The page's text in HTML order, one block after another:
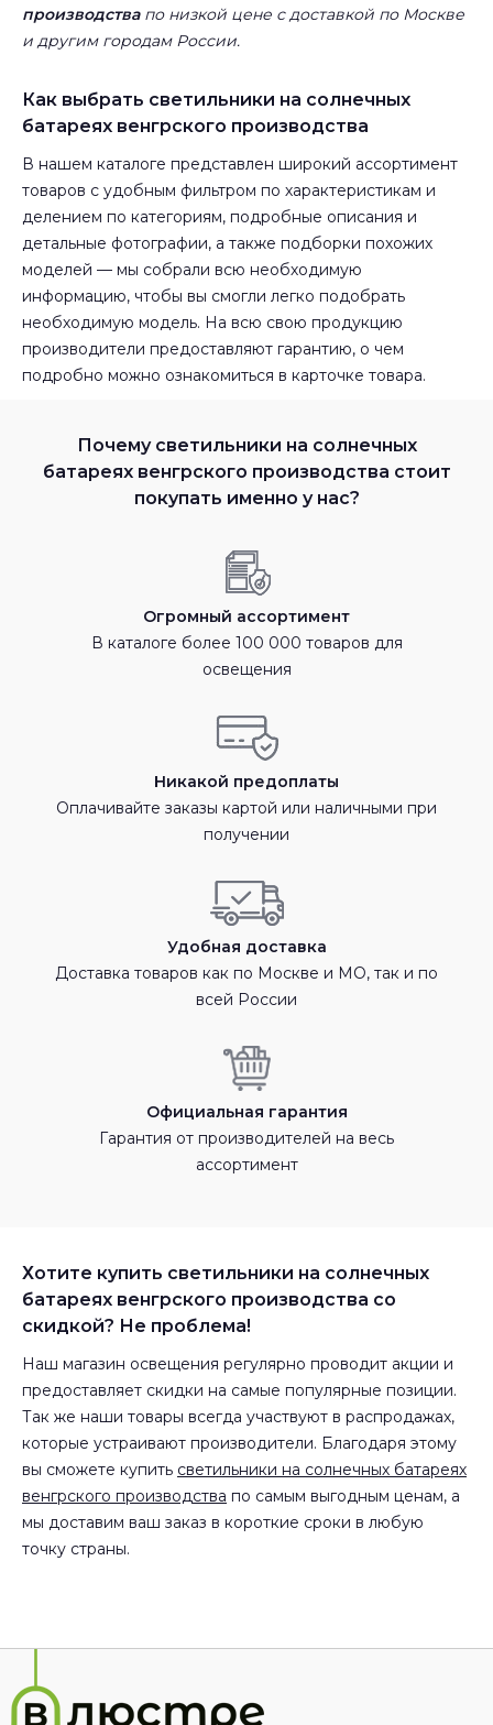
производствапо низкой цене с доставкой по Москве
и другим городам России.
Как выбрать светильники на солнечных
батареях венгрского производства
В нашем каталоге представлен широкий ассортимент
товаров с удобным фильтром по характеристикам и
делением по категориям, подробные описания и
детальные фотографии, а также подборки похожих
моделей — мы собрали всю необходимую
информацию, чтобы вы смогли легко подобрать
необходимую модель. На всю свою продукцию
производители предоставляют гарантию, о чем
подробно можно ознакомиться в карточке товара.
Почему светильники на солнечных
батареях венгрского производства стоит
покупать именно у нас?
Огромный ассортимент
В каталоге более 100 000 товаров для
освещения
Никакой предоплаты
Оплачивайте заказы картой или наличными при
получении
Удобная доставка
Доставка товаров как по Москве и МО, так и по
всей России
Официальная гарантия
Гарантия от производителей на весь
ассортимент
Хотите купить светильники на солнечных
батареях венгрского производства со
скидкой? Не проблема!
Наш магазин освещения регулярно проводит акции и
предоставляет скидки на самые популярные позиции.
Так же наши товары всегда участвуют в распродажах,
которые устраивают производители. Благодаря этому
вы сможете купить светильники на солнечных батареях
венгрского производства по самым выгодным ценам, а
мы доставим ваш заказ в короткие сроки в любую
точку страны.